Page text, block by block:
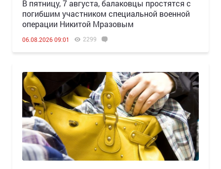
В пятницу, 7 августа, балаковцы простятся с
погибшим участником специальной военной
операции Никитой Мразовым
06.08.2026 09:01 2299